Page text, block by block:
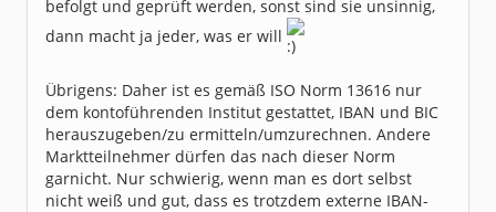
befolgt und geprüft werden, sonst sind sie unsinnig,
dann macht ja jeder, was er will
Übrigens: Daher ist es gemäß ISO Norm 13616 nur
dem kontoführenden Institut gestattet, IBAN und BIC
herauszugeben/zu ermitteln/umzurechnen. Andere
Marktteilnehmer dürfen das nach dieser Norm
garnicht. Nur schwierig, wenn man es dort selbst
nicht weiß und gut, dass es trotzdem externe IBAN-